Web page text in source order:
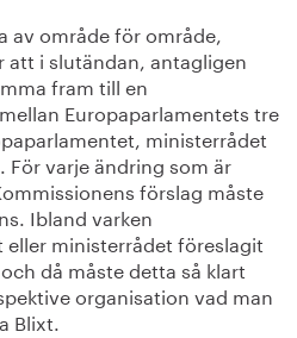
av område för område,
att i slutändan, antagligen
fram till en
Europaparlamentets tre
ministerrådet
varje ändring som är
förslag måste
Ibland varken
eller ministerrådet föreslagit
då måste detta så klart
organisation vad man
Blixt.